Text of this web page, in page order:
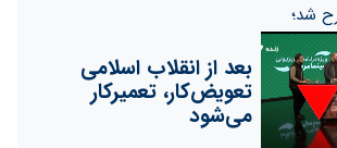
شد؛
بعد از انقلاب اسلامی
تعویض‌کار، تعمیر‌کار
می‌شود